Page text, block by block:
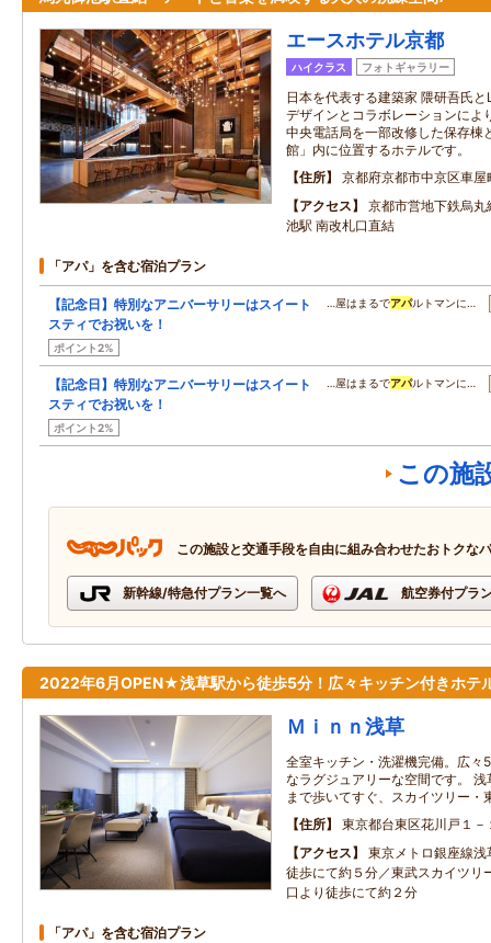
エースホテル京都
ハイクラス フォトギャラリー
日本を代表する建築家 隈研吾氏
デザインとコラボレーションによ
中央電話局を一部改修した保存棟
館」内に位置するホテルです。
住所
京都府京都市中京区車
アクセス
京都市営地下鉄烏
池駅 南改札口直結
「アパ」を含む宿泊プラン
【記念日】特別なアニバーサリーはスイート
スティでお祝いを！
ポイント2%
…屋はまるでアパルトマンに…
【記念日】特別なアニバーサリーはスイート
スティでお祝いを！
ポイント2%
…屋はまるでアパルトマンに…
この施
この施設と交通手段を自由に組み合わせたおトクな
新幹線/特急付プラン一覧へ 航空券付プラ
2022年6月OPEN★浅草駅から徒歩5分！広々キッチン付きホテ
Ｍｉｎｎ浅草
全室キッチン・洗濯機完備。広々
なラグジュアリーな空間です。
まで歩いてすぐ、スカイツリー・
住所
東京都台東区花川戸１－
アクセス
東京メトロ銀座線
徒歩にて約５分／東武スカイツリ
口より徒歩にて約２分
「アパ」を含む宿泊プラン